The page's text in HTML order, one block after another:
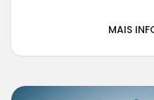
MAIS